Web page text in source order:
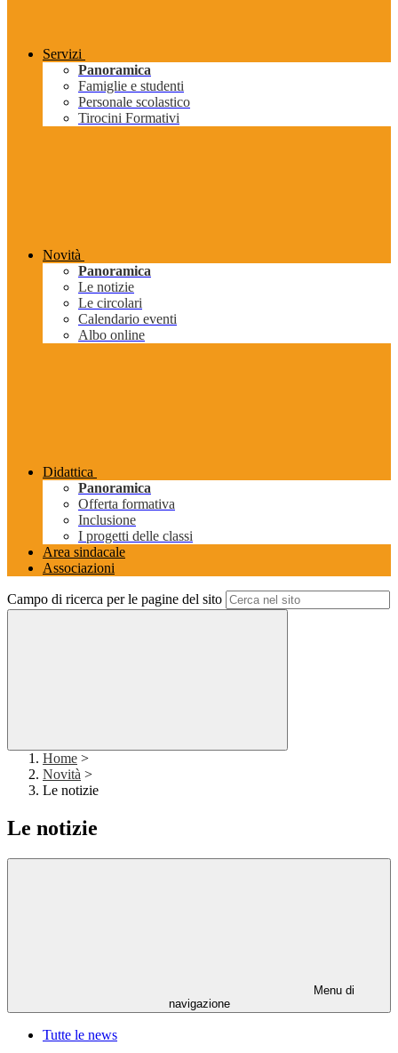
Servizi
Panoramica
Famiglie e studenti
Personale scolastico
Tirocini Formativi
Novità
Panoramica
Le notizie
Le circolari
Calendario eventi
Albo online
Didattica
Panoramica
Offerta formativa
Inclusione
I progetti delle classi
Area sindacale
Associazioni
Campo di ricerca per le pagine del sito
Home >
Novità >
Le notizie
Le notizie
Menu di
navigazione
Tutte le news